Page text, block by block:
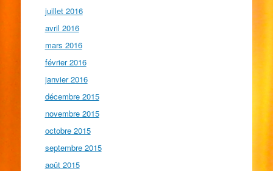
juillet 2016
avril 2016
mars 2016
février 2016
janvier 2016
décembre 2015
novembre 2015
octobre 2015
septembre 2015
août 2015